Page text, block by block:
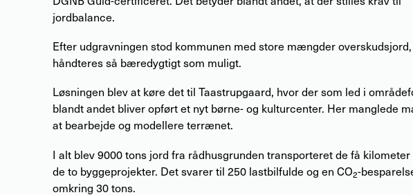
jordbalance.
Efter udgravningen stod kommunen med store mængder
håndteres så bæredygtigt som muligt.
Løsningen blev at køre det til Taastrupgaard, hvor der som led i
blandt andet bliver opført et nyt børne- og kulturcenter. Her manglede
at bearbejde og modellere terrænet.
I alt blev 9000 tons jord fra rådhusgrunden transporteret de få
de to byggeprojekter. Det svarer til 250 lastbilfulde og en CO2-
omkring 30 tons.